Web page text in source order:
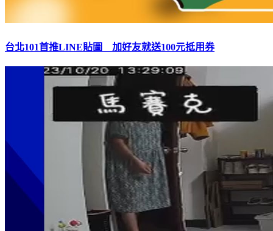
台北101首推LINE貼圖 加好友就送100元抵用券